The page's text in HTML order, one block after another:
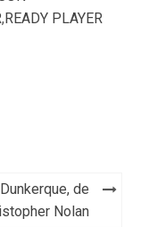
,READY PLAYER
Dunkerque, de
Nolan